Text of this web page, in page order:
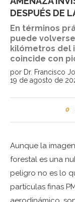
DESPUÉS DE
En términos
puede
kilómetros del
coincide con
por Dr. Francisco
19 de agosto de
0
Aunque la
forestal es una
peligro no es lo
partículas finas